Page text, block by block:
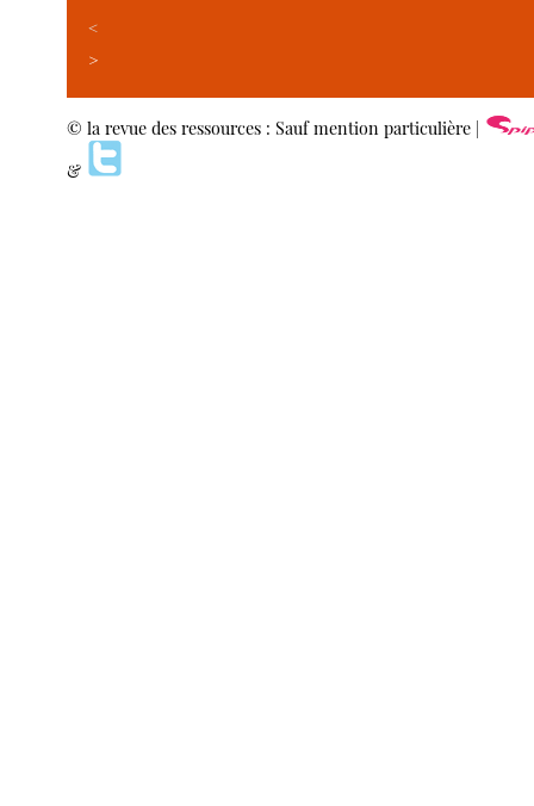
<
>
© la revue des ressources : Sauf mention particulière |
&